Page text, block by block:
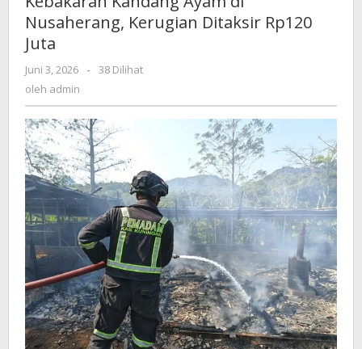
di
Nusaherang,
Ditaksir
Nusaherang, Kerugian Ditaksir Rp120
Juta
Juni 3, 2026
oleh
-
38 Dilihat
oleh admin